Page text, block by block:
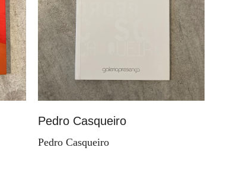
Pedro Casqueiro
Pedro Casqueiro